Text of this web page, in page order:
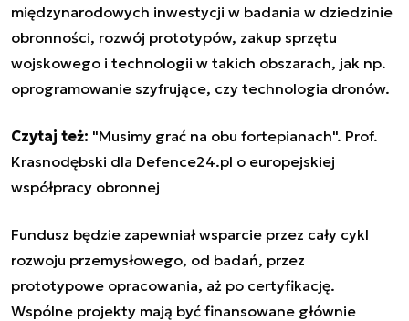
międzynarodowych inwestycji w badania w dziedzinie
obronności, rozwój prototypów, zakup sprzętu
wojskowego i technologii w takich obszarach, jak np.
oprogramowanie szyfrujące, czy technologia dronów.
Czytaj też: "Musimy grać na obu fortepianach". Prof.
Krasnodębski dla Defence24.pl o europejskiej
współpracy obronnej
Fundusz będzie zapewniał wsparcie przez cały cykl
rozwoju przemysłowego, od badań, przez
prototypowe opracowania, aż po certyfikację.
Wspólne projekty mają być finansowane głównie